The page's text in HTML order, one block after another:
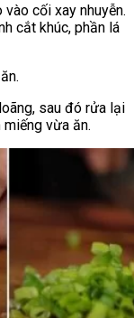
cối xay nhuyễn.
cắt khúc, phần lá
sau đó rửa lại
vừa ăn.